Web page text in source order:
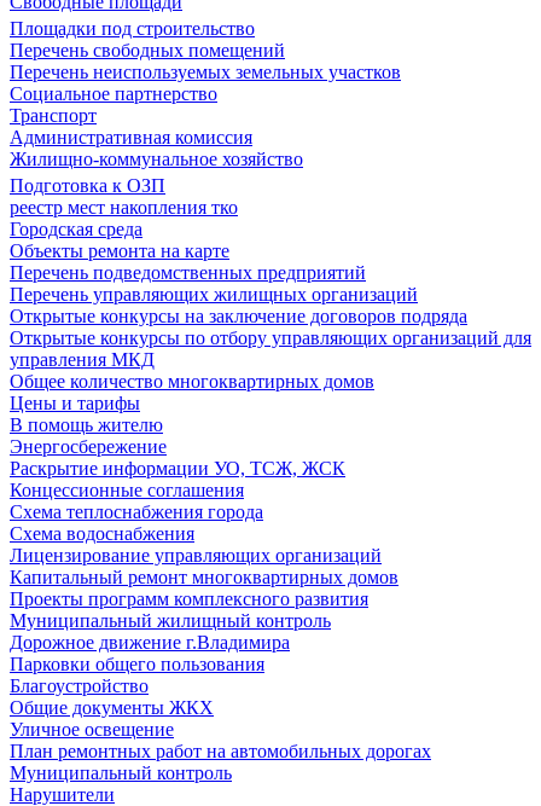
Площадки под строительство
Перечень свободных помещений
Перечень неиспользуемых земельных участков
Социальное партнерство
Транспорт
Административная комиссия
Жилищно-коммунальное хозяйство
Подготовка к ОЗП
реестр мест накопления тко
Городская среда
Объекты ремонта на карте
Перечень подведомственных предприятий
Перечень управляющих жилищных организаций
Открытые конкурсы на заключение договоров подряда
Открытые конкурсы по отбору управляющих организаций для
управления МКД
Общее количество многоквартирных домов
Цены и тарифы
В помощь жителю
Энергосбережение
Раскрытие информации УО, ТСЖ, ЖСК
Концессионные соглашения
Схема теплоснабжения города
Схема водоснабжения
Лицензирование управляющих организаций
Капитальный ремонт многоквартирных домов
Проекты программ комплексного развития
Муниципальный жилищный контроль
Дорожное движение г.Владимира
Парковки общего пользования
Благоустройство
Общие документы ЖКХ
Уличное освещение
План ремонтных работ на автомобильных дорогах
Муниципальный контроль
Нарушители